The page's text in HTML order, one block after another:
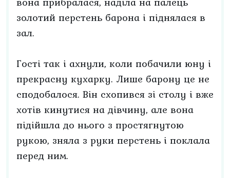
золотий перстень барона і піднялася в
зал.
Гості так і ахнули, коли побачили юну і
прекрасну кухарку. Лише барону це не
сподобалося. Він схопився зі столу і вже
хотів кинутися на дівчину, але вона
підійшла до нього з простягнутою
рукою, зняла з руки перстень і поклала
перед ним.